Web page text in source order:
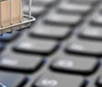
hastalığının
tan...
En